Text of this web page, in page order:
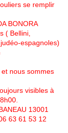
se remplir
BONORA
( Bellini,
espagnoles)
nous sommes
visibles à
13001
63 61 53 12